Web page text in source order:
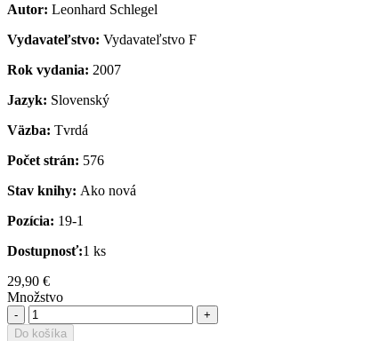
Autor: Leonhard Schlegel
Vydavateľstvo: Vydavateľstvo F
Rok vydania: 2007
Jazyk: Slovenský
Väzba: Tvrdá
Počet strán: 576
Stav knihy: Ako nová
Pozícia: 19-1
Dostupnosť:1 ks
29,90 €
Množstvo
-
+
Do košíka